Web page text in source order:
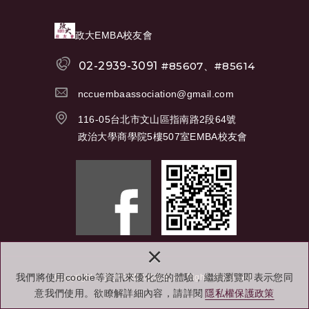
我們將使用cookie等資訊來優化您的體驗，繼續瀏覽即表示您同
意我們使用。欲瞭解詳細內容，請詳閱 隱私權保護政策
×
政大EMBA校友會
02-2939-3091 #85607、#85614
nccuembaassociation@gmail.com
116-05台北市文山區指南路2段64號
政治大學商學院5樓507室EMBA校友會
Copyright © 政大EMBA校友會 All Rights Reserved.